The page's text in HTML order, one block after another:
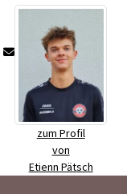
zum Profil
von
Etienn Pätsch